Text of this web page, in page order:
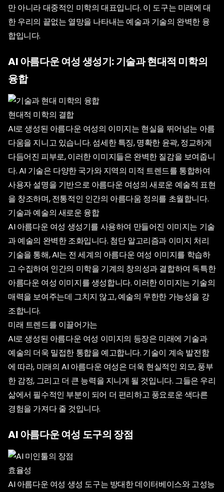
만 아니라 대중적인 미학의 대표입니다. 이 도구는 미래에 대
한 우리의 끝없는 열망을 나타내는 예술과 기술의 완벽한 융
합입니다.
AI 아름다운 여성 생성기: 기술과 현대적 미학의
융합
현대적 미학의 결합
AI로 생성된 아름다운 여성의 이미지는 현실을 뛰어넘는 아름
다움을 지니고 있습니다. 섬세한 특징, 명확한 윤곽, 정교하게
다듬어진 피부로, 이러한 이미지들은 완벽한 질감을 보여줍니
다. AI 기술은 다양한 국가와 지역의 미적 트렌드를 통합하여
사용자 설명을 기반으로 아름다운 여성의 새로운 예술적 표현
을 창조하며, 전통적인 인간의 아름다움 정의를 초월합니다.
기술과 예술의 새로운 융합
AI 아름다운 여성 생성기를 사용하여 만들어진 이미지는 기술
과 예술의 완벽한 조화입니다. 첨단 알고리즘과 이미지 처리
기술을 통해, AI는 전 세계의 아름다운 여성 이미지를 학습하
고 수집하여 인간의 미학을 기계의 창의성과 결합하여 독특한
아름다운 여성 이미지를 생성합니다. 이러한 이미지는 기술의
매력을 보여주는데 그치지 않고, 예술의 무한한 가능성을 강
조합니다.
미래 트렌드를 이끌어가는
AI로 생성된 아름다운 여성 이미지의 등장은 미래에 기술과
예술의 더욱 밀접한 통합을 예고합니다. 기술이 계속 발전함
에 따라, 미래의 AI 아름다운 여성은 더욱 현실적인 외모, 풍부
한 감정, 그리고 더 큰 능력을 지니게 될 것입니다. 그들은 우리
삶에서 필수적인 부분이 되어 더 편리하고 풍요로운 색다른
경험을 가져다 줄 것입니다.
AI 아름다운 여성 도구의 장점
효율성
AI 아름다운 여성 생성 도구는 방대한 데이터베이스와 고성능